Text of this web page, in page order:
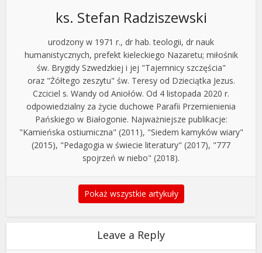
ks. Stefan Radziszewski
urodzony w 1971 r., dr hab. teologii, dr nauk
humanistycznych, prefekt kieleckiego Nazaretu; miłośnik
św. Brygidy Szwedzkiej i jej "Tajemnicy szczęścia"
oraz "Żółtego zeszytu" św. Teresy od Dzieciątka Jezus.
Czciciel s. Wandy od Aniołów. Od 4 listopada 2020 r.
odpowiedzialny za życie duchowe Parafii Przemienienia
Pańskiego w Białogonie. Najważniejsze publikacje:
"Kamieńska ostiumiczna" (2011), "Siedem kamyków wiary"
(2015), "Pedagogia w świecie literatury" (2017), "777
spojrzeń w niebo" (2018).
Pokaż wszystkie artykuły
Leave a Reply